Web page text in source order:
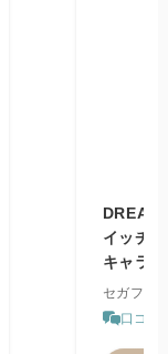
DREAM
イッチ
キャラ
セガフェ
口コミ